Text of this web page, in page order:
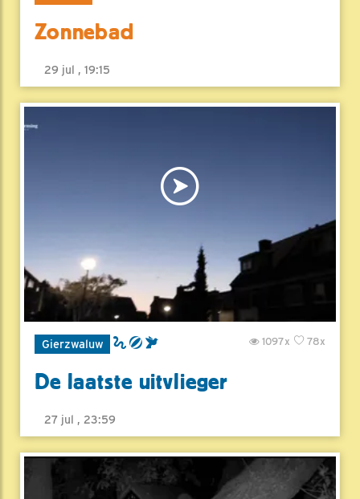
Zonnebad
29 jul , 19:15
Gierzwaluw 78x
1097x
De laatste uitvlieger
27 jul , 23:59